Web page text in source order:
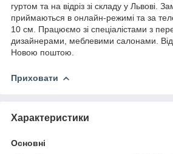
гуртом та на відріз зі складу у Львові.
приймаються в онлайн-режимі та за
10 см. Працюємо зі спеціалістами з
дизайнерами, меблевими салонами.
Новою поштою.
Приховати
Характеристики
Основні